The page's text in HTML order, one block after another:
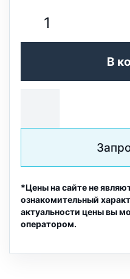
В
*Цены на сайте не
ознакомительный
актуальности цены вы
оператором.